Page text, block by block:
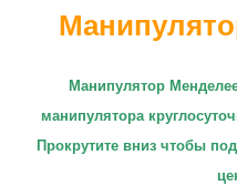
Манипулятор
манипулятора
Прокрутите вниз чтобы